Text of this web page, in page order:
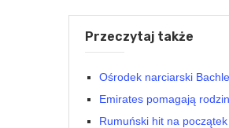
Przeczytaj także
Ośrodek narciarski
Emirates pomagają
Rumuński hit na